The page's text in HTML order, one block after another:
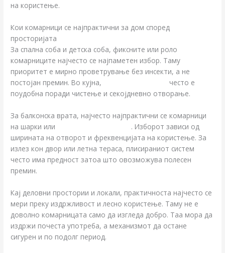
на користење.
Кои комарници се најпрактични за дом според
просторијата
За спална соба и детска соба, фиксните или роло
комарниците најчесто се најпаметен избор. Таму
приоритет е мирно проветрување без инсекти, а не
постојан премин. Во кујна,
често е
поудобна поради чистење и секојдневно отворање.
За балконска врата, најчесто најпрактични се комарници
на шарки или
. Изборот зависи од
ширината на отворот и фреквенцијата на користење. За
излез кон двор или летна тераса, плисираниот систем
често има предност затоа што овозможува полесен
премин.
Кај деловни простории и локали, практичноста најчесто се
мери преку издржливост и лесно користење. Таму не е
доволно комарницата само да изгледа добро. Таа мора да
издржи почеста употреба, а механизмот да остане
сигурен и по подолг период.